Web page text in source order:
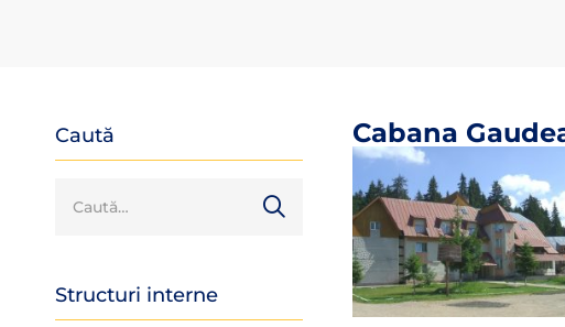
Caută
Structuri interne
Cabana